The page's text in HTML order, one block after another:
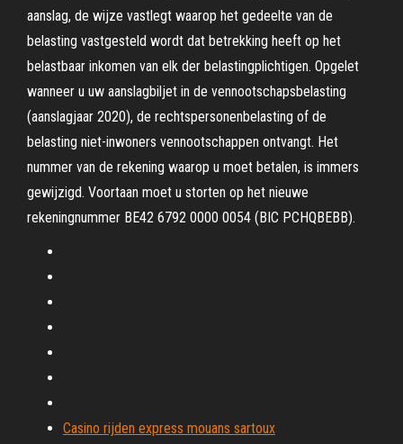
aanslag, de wijze vastlegt waarop het gedeelte van de
belasting vastgesteld wordt dat betrekking heeft op het
belastbaar inkomen van elk der belastingplichtigen. Opgelet
wanneer u uw aanslagbiljet in de vennootschapsbelasting
(aanslagjaar 2020), de rechtspersonenbelasting of de
belasting niet-inwoners vennootschappen ontvangt. Het
nummer van de rekening waarop u moet betalen, is immers
gewijzigd. Voortaan moet u storten op het nieuwe
rekeningnummer BE42 6792 0000 0054 (BIC PCHQBEBB).
Casino rijden express mouans sartoux